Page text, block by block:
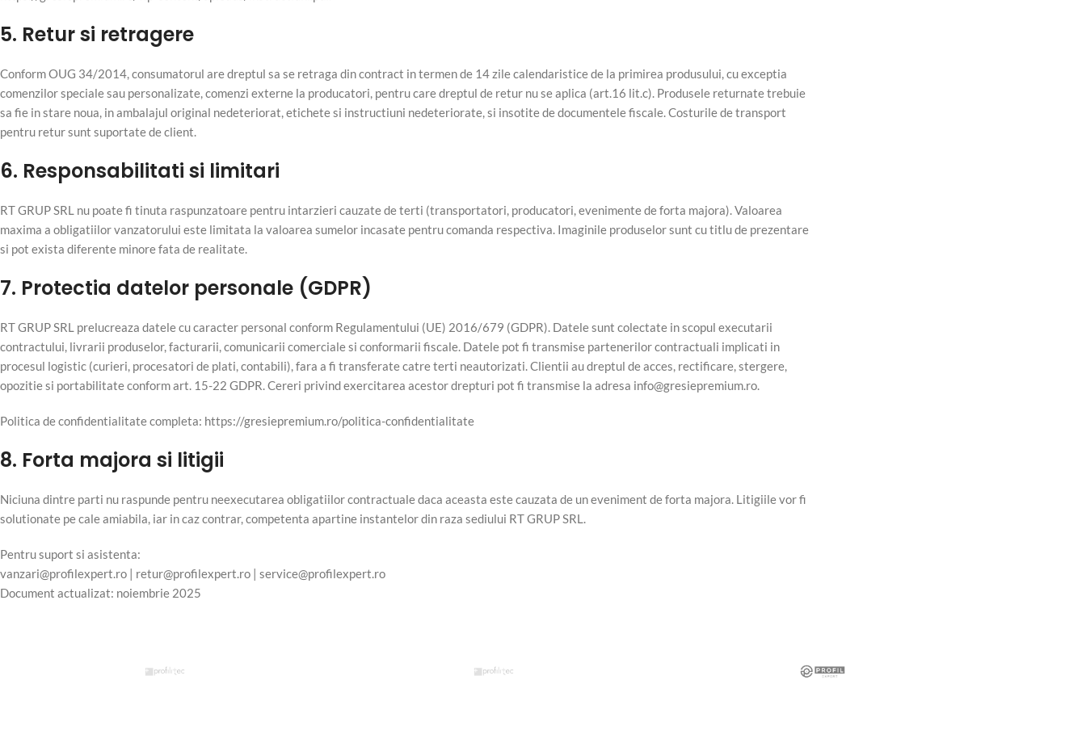
5. Retur si retragere
Conform OUG 34/2014, consumatorul are dreptul sa se retraga din contract in termen de 14 zile calendaristice de la primirea produsului, cu exceptia
comenzilor speciale sau personalizate, comenzi externe la producatori, pentru care dreptul de retur nu se aplica (art.16 lit.c). Produsele returnate trebuie
sa fie in stare noua, in ambalajul original nedeteriorat, etichete si instructiuni nedeteriorate, si insotite de documentele fiscale. Costurile de transport
pentru retur sunt suportate de client.
6. Responsabilitati si limitari
RT GRUP SRL nu poate fi tinuta raspunzatoare pentru intarzieri cauzate de terti (transportatori, producatori, evenimente de forta majora). Valoarea
maxima a obligatiilor vanzatorului este limitata la valoarea sumelor incasate pentru comanda respectiva. Imaginile produselor sunt cu titlu de prezentare
si pot exista diferente minore fata de realitate.
7. Protectia datelor personale (GDPR)
RT GRUP SRL prelucreaza datele cu caracter personal conform Regulamentului (UE) 2016/679 (GDPR). Datele sunt colectate in scopul executarii
contractului, livrarii produselor, facturarii, comunicarii comerciale si conformarii fiscale. Datele pot fi transmise partenerilor contractuali implicati in
procesul logistic (curieri, procesatori de plati, contabili), fara a fi transferate catre terti neautorizati. Clientii au dreptul de acces, rectificare, stergere,
opozitie si portabilitate conform art. 15-22 GDPR. Cereri privind exercitarea acestor drepturi pot fi transmise la adresa info@gresiepremium.ro.
Politica de confidentialitate completa: https://gresiepremium.ro/politica-confidentialitate
8. Forta majora si litigii
Niciuna dintre parti nu raspunde pentru neexecutarea obligatiilor contractuale daca aceasta este cauzata de un eveniment de forta majora. Litigiile vor fi
solutionate pe cale amiabila, iar in caz contrar, competenta apartine instantelor din raza sediului RT GRUP SRL.
Pentru suport si asistenta:
vanzari@profilexpert.ro | retur@profilexpert.ro | service@profilexpert.ro
Document actualizat: noiembrie 2025